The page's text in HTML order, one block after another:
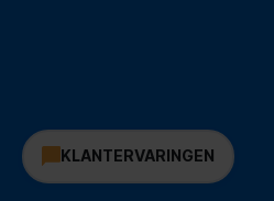
KLANTERVARINGEN